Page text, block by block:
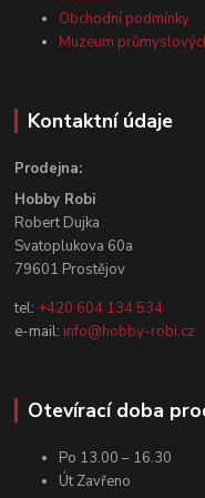
Obchodní podmínky
Muzeum
Kontaktní údaje
Prodejna:
Hobby Robi
Robert Dujka
Svatoplukova 60a
79601 Prostějov
tel: +420 604 134 534
e-mail: info@hobby-robi.cz
Otevírací doba
Po 13.00 – 16.30
Út Zavřeno